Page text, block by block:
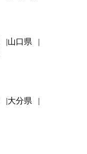
山口県
大分県